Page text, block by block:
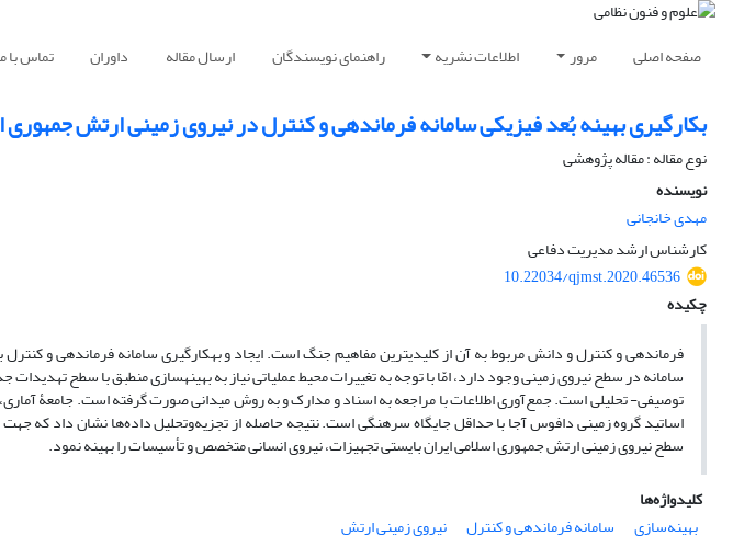
صفحه اصلی مرور اطلاعات نشریه راهنمای نویسندگان ارسال مقاله داوران تماس با
بکارگیری بهینه بُعد فیزیکی سامانه فرماندهی و کنترل در نیروی زمینی ارتش جمهوری
نوع مقاله : مقاله پژوهشی
نویسنده
مهدی خانجانی
کارشناس ارشد مدیریت دفاعی
10.22034/qjmst.2020.46536
چکیده
فرماندهی و کنترل و دانش مربوط به آن از کلیدی­ترین مفاهیم جنگ است. ایجاد و به­کارگیری سامانه فرماندهی و
سامانه در سطح نیروی زمینی وجود دارد، امّا با توجه به تغییرات محیط عملیاتی نیاز به بهینه­سازی منطبق با سطح
توصیفی- تحلیلی است. جمع‌آوری اطلاعات با مراجعه به اسناد و مدارک و به روش میدانی صورت گرفته است. جامعۀ
اساتید گروه زمینی دافوس آجا با حداقل جایگاه سرهنگی است. نتیجه حاصله از تجزیه‌وتحلیل داده‌ها نشان داد که
سطح نیروی زمینی ارتش جمهوری اسلامی ایران بایستی تجهیزات، نیروی انسانی متخصص و تأسیسات را بهینه نمود.
کلیدواژه‌ها
بهینه‌سازی
سامانه فرماندهی و کنترل نیروی زمینی ارتش